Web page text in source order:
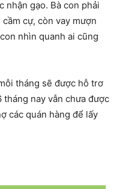
nhận gạo. Bà con phải
cự, còn vay mượn
nhìn quanh ai cũng
tháng sẽ được hỗ trơ
tháng nay vẫn chưa được
các quán hàng để lấy